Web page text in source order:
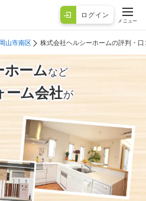
ログイン
メニュー
岡山市南区 株式会社ヘルシーホームの評判・口
ホームなど
ーム会社が